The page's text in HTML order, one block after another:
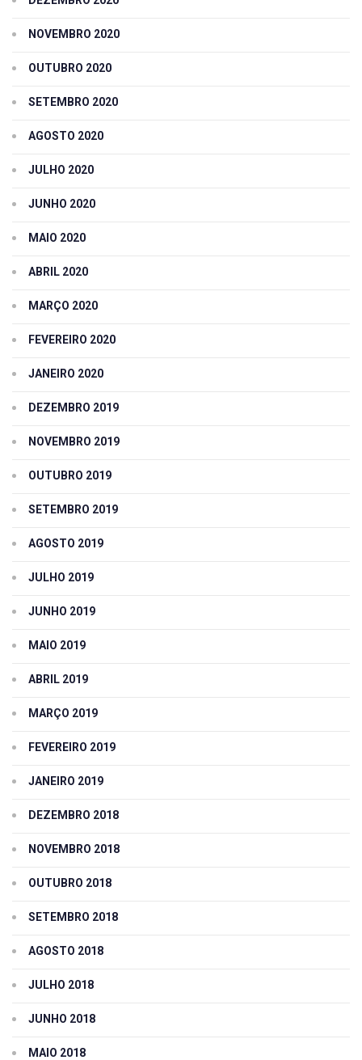
NOVEMBRO 2020
OUTUBRO 2020
SETEMBRO 2020
AGOSTO 2020
JULHO 2020
JUNHO 2020
MAIO 2020
ABRIL 2020
MARÇO 2020
FEVEREIRO 2020
JANEIRO 2020
DEZEMBRO 2019
NOVEMBRO 2019
OUTUBRO 2019
SETEMBRO 2019
AGOSTO 2019
JULHO 2019
JUNHO 2019
MAIO 2019
ABRIL 2019
MARÇO 2019
FEVEREIRO 2019
JANEIRO 2019
DEZEMBRO 2018
NOVEMBRO 2018
OUTUBRO 2018
SETEMBRO 2018
AGOSTO 2018
JULHO 2018
JUNHO 2018
MAIO 2018